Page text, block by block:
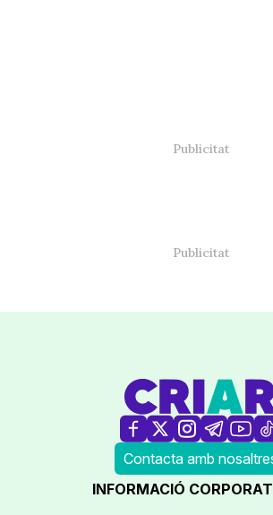
Contacta amb
INFORMACIÓ